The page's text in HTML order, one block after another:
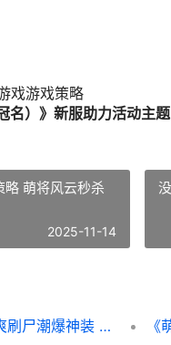
戏游戏策略
）》新服助力活动主题
略 萌将风云秒杀
2025-11-14
《2047》0.1折公益服手机游戏爽刷尸潮爆神装 浙工商